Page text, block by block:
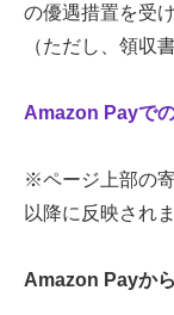
の優遇措置を受
（ただし、領収
Amazon Payで
※ページ上部の
以降に反映されま
Amazon Payか